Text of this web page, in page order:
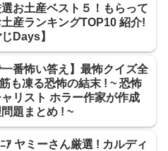
お土産ベスト５！もらって
産ランキングTOP10 紹介!
じDays】
一番怖い答え】最怖クイズ全
も凍る恐怖の結末 ! ~ 恐怖
リスト ホラー作家が作成
題まとめ ! ~
ｱ ヤミーさん厳選 ! カルディ